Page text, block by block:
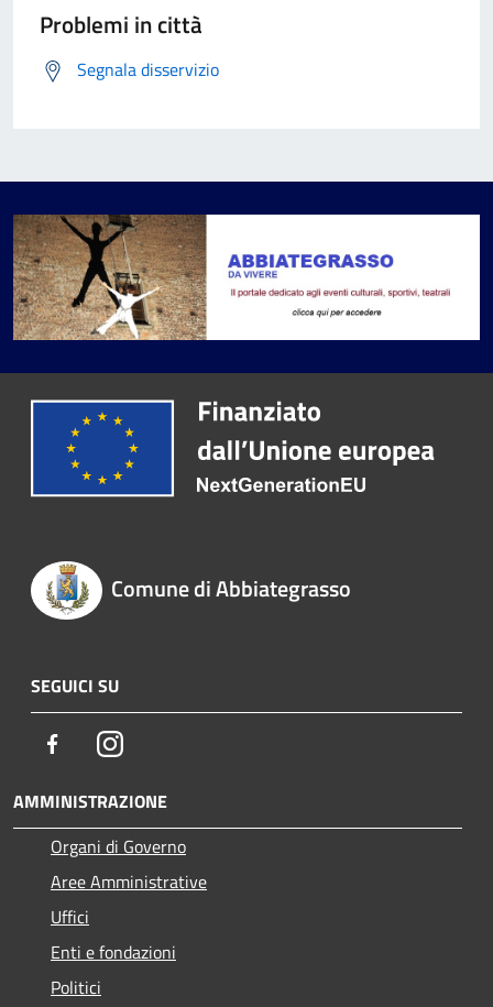
Problemi in città
Segnala disservizio
Comune di Abbiategrasso
SEGUICI SU
FacebookInstagram
AMMINISTRAZIONE
Organi di Governo
Aree Amministrative
Uffici
Enti e fondazioni
Politici